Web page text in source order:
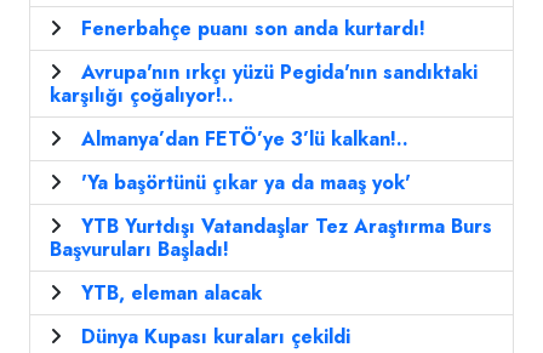
Fenerbahçe puanı son anda kurtardı!
Avrupa'nın ırkçı yüzü Pegida'nın sandıktaki
karşılığı çoğalıyor!..
Almanya’dan FETÖ’ye 3’lü kalkan!..
'Ya başörtünü çıkar ya da maaş yok'
YTB Yurtdışı Vatandaşlar Tez Araştırma Burs
Başvuruları Başladı!
YTB, eleman alacak
Dünya Kupası kuraları çekildi